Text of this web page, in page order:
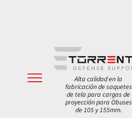
Alta calidad en la
fabricación de saquetes
de tela para cargas de
proyección para Obuses
de 105 y 155mm.